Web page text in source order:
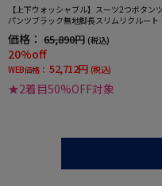
【上下ウォッシャブル】スーツ2つボタン
パンツブラック無地脚長スリムリクルート
ムデザイン】
価格： 65,890円 (税込)
20%off
WEB価格： 52,712円 (税込)
★2着目50%OFF対象